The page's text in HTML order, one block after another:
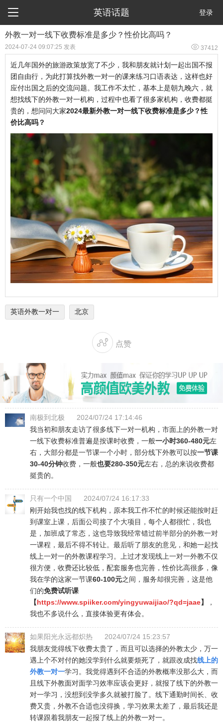
 英语话题 登录
外教一对一线下收费标准是多少？性价比高吗？
2024-07-24 09:07:25 发表  37412
近几年国外的旅游政策放宽了不少，我和朋友就计划一起出国不报
团自由行，为此打算找外教一对一的课来练习口语表达，这样也好
应付出国之后的交流问题。我工作不太忙，基本上是朝九晚六，就
想找线下的外教一对一机构，过程中也看了很多家机构，收费都挺
贵的，想问问大家2024最新外教一对一线下收费标准是多少？性
价比高吗？
英语外教一对一 北京
 点赞
南极到北极
2024/07/24 17:14:46
我当初和朋友走访了很多线下一对一机构，市面上的外教一对
一线下收费标准普遍是按课时收费，一般一小时360-480元左
右，大部分都是一节课一个小时，部分线下外教可以按一节课
30-40分钟收费，一般也要280-350元左右，总的来说收费都
挺贵的。
只有一个中国
2024/07/24 16:17:33
刚开始我也找的线下机构，原本我工作不忙的时候还能按时赶
到课室上课，后面公司接了个大项目，每个人都很忙，我也
是，加班成了常态，这也导致我经常错过前半部分的外教一对
一课程，最后不得不转让。最后听了朋友的意见，和她一起找
线上一对一的外教课程学习。上过才发现线上一对一外教不仅
很方便，收费还比较低，配套服务也完善，性价比高很多，像
我在学的这家一节课60-100元之间，服务却很完善，这是他
们的免费试听课
【https://www.spiiker.com/yingyuwaijiao/?qd=jaae】
，
我也不多说什么，直接体验更有体会。
如果阳光永远都炽热
2024/07/24 15:23:57
我朋友觉得线下收费太贵了，而且可以选择的外教太少，万一
遇上个不对付的她没学到什么就要烦死了，就跟改成找线上的
外教一对一学习。我觉得遇到不合适的外教概率没那么大，而
且线下外教面对面学习效率应该会更好，就报了线下的外教一
对一学习，没想到没学多久就被打脸了。线下通勤时间长、收
费又贵，外教不合适也没得换，学习效果太差了，最后我还是
转课跟着我朋友一起报了线上的外教一对一。